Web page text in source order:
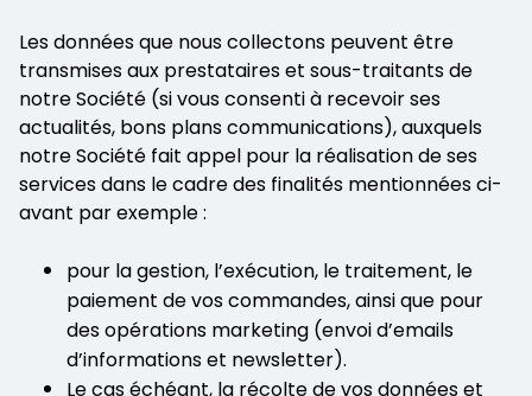
Les données que nous collectons peuvent être
transmises aux prestataires et sous-traitants de
notre Société (si vous consenti à recevoir ses
actualités, bons plans communications), auxquels
notre Société fait appel pour la réalisation de ses
services dans le cadre des finalités mentionnées ci-
avant par exemple :
pour la gestion, l’exécution, le traitement, le
paiement de vos commandes, ainsi que pour
des opérations marketing (envoi d’emails
d’informations et newsletter).
Le cas échéant, la récolte de vos données et